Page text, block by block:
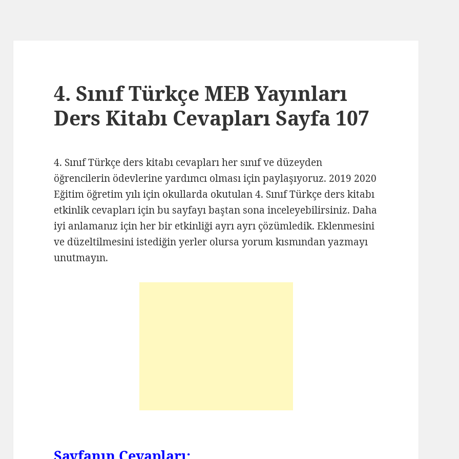
4. Sınıf Türkçe MEB Yayınları
Ders Kitabı Cevapları Sayfa 107
4. Sınıf Türkçe ders kitabı cevapları her sınıf ve düzeyden
öğrencilerin ödevlerine yardımcı olması için paylaşıyoruz. 2019 2020
Eğitim öğretim yılı için okullarda okutulan 4. Sınıf Türkçe ders kitabı
etkinlik cevapları için bu sayfayı baştan sona inceleyebilirsiniz. Daha
iyi anlamanız için her bir etkinliği ayrı ayrı çözümledik. Eklenmesini
ve düzeltilmesini istediğin yerler olursa yorum kısmından yazmayı
unutmayın.